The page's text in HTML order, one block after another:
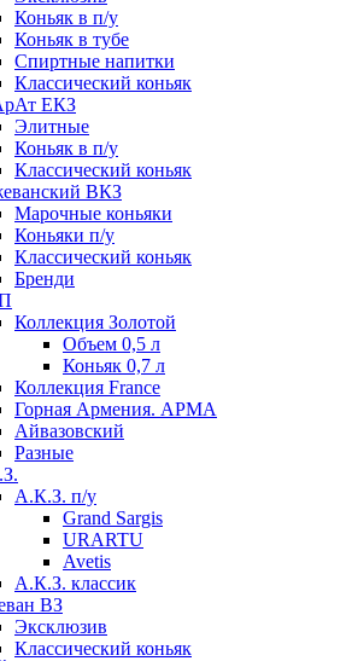
Коньяк в п/у
Коньяк в тубе
Спиртные напитки
Классический коньяк
ЕКЗ
Элитные
Коньяк в п/у
Классический коньяк
ВКЗ
Марочные коньяки
Коньяки п/у
Классический коньяк
Бренди
Коллекция Золотой
Объем 0,5 л
Коньяк 0,7 л
Коллекция France
Горная Армения. АРМА
Айвазовский
Разные
А.К.З. п/у
Grand Sargis
URARTU
Avetis
А.К.З. классик
ВЗ
Эксклюзив
Классический коньяк